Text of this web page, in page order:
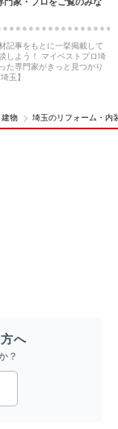
記事をもとに一挙掲載して
しよう！ マイベストプロ埼
た専門家がきっと見つかり
玉】
建物 埼玉のリフォーム・内
へ
？